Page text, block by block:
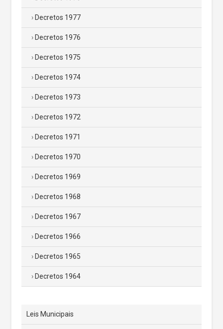
Decretos 1977
Decretos 1976
Decretos 1975
Decretos 1974
Decretos 1973
Decretos 1972
Decretos 1971
Decretos 1970
Decretos 1969
Decretos 1968
Decretos 1967
Decretos 1966
Decretos 1965
Decretos 1964
Leis Municipais